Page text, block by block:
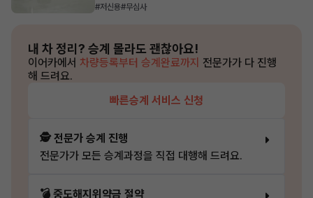
#저신용#무심사
내 차 정리? 승계 몰라도 괜찮아요!
이어카에서 차량등록부터 승계완료까지 전문가가 다 진행
해 드려요.
빠른승계 서비스 신청
🕵️ 전문가 승계 진행
전문가가 모든 승계과정을 직접 대행해 드려요.
💣 중도해지위약금 절약